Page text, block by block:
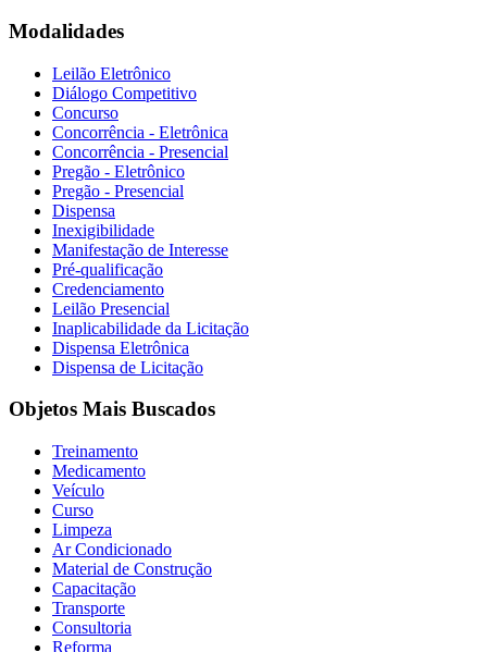
Modalidades
Leilão Eletrônico
Diálogo Competitivo
Concurso
Concorrência - Eletrônica
Concorrência - Presencial
Pregão - Eletrônico
Pregão - Presencial
Dispensa
Inexigibilidade
Manifestação de Interesse
Pré-qualificação
Credenciamento
Leilão Presencial
Inaplicabilidade da Licitação
Dispensa Eletrônica
Dispensa de Licitação
Objetos Mais Buscados
Treinamento
Medicamento
Veículo
Curso
Limpeza
Ar Condicionado
Material de Construção
Capacitação
Transporte
Consultoria
Reforma